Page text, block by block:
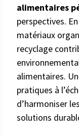
alimentaires
perspectives.
matériaux
recyclage
alimentaires.
pratiques à
d’harmoniser
solutions